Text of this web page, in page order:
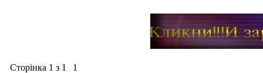
Сторінка 1 з 1
1